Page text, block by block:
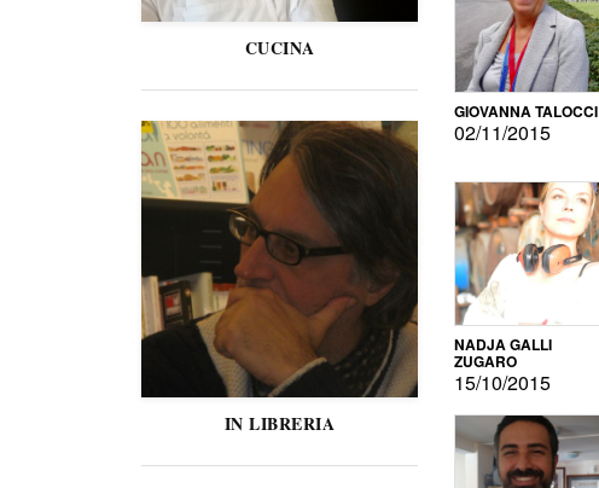
CUCINA
IN LIBRERIA
GIOVANNA TALOCCI
02/11/2015
NADJA GALLI
ZUGARO
15/10/2015